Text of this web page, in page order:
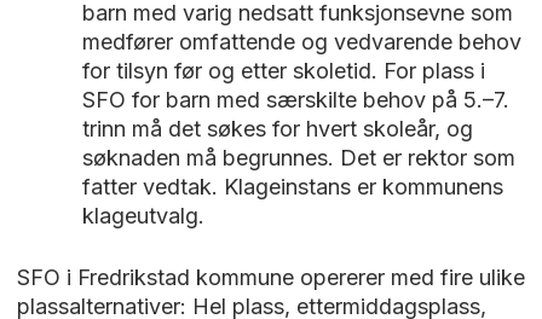
barn med varig nedsatt funksjonsevne som
medfører omfattende og vedvarende behov
for tilsyn før og etter skoletid. For plass i
SFO for barn med særskilte behov på 5.–7.
trinn må det søkes for hvert skoleår, og
søknaden må begrunnes. Det er rektor som
fatter vedtak. Klageinstans er kommunens
klageutvalg.
SFO i Fredrikstad kommune opererer med fire ulike
plassalternativer: Hel plass, ettermiddagsplass,